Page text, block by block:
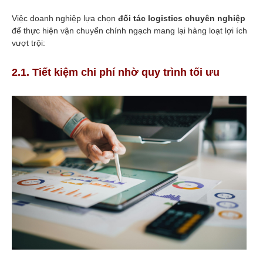
Mẹo đóng gói để vận chuyển
hàng hóa an toàn và tiết kiệm
Những điều quan trọng về quản
Vai trò của vận tải trong việc
Nghị định mới về vận tải hàng
hóa đa phương thức
Tuyển dụng Tháng 9.2024
Tuyển dụng Tháng 8.2024
Liên hệ
Việc doanh nghiệp lựa chọn đối tác logistics chuyên nghiệp
để thực hiện vận chuyển chính ngạch mang lại hàng loạt lợi ích
vượt trội:
2.1. Tiết kiệm chi phí nhờ quy trình tối ưu